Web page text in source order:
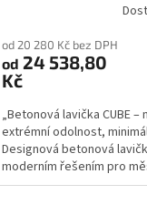
od 20 280 Kč bez DPH
od 24 538,80
Kč
„Betonová lavička CUBE
extrémní odolnost,
Designová betonová
moderním řešením pro
parky a veřejná...